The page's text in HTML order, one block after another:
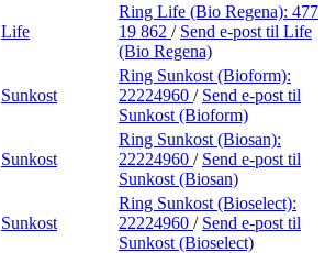
Life
Ring Life (Bio Regena): 477
19 862 / Send e-post til Life
(Bio Regena)
Sunkost
Ring Sunkost (Bioform):
22224960 / Send e-post til
Sunkost (Bioform)
Sunkost
Ring Sunkost (Biosan):
22224960 / Send e-post til
Sunkost (Biosan)
Sunkost
Ring Sunkost (Bioselect):
22224960 / Send e-post til
Sunkost (Bioselect)